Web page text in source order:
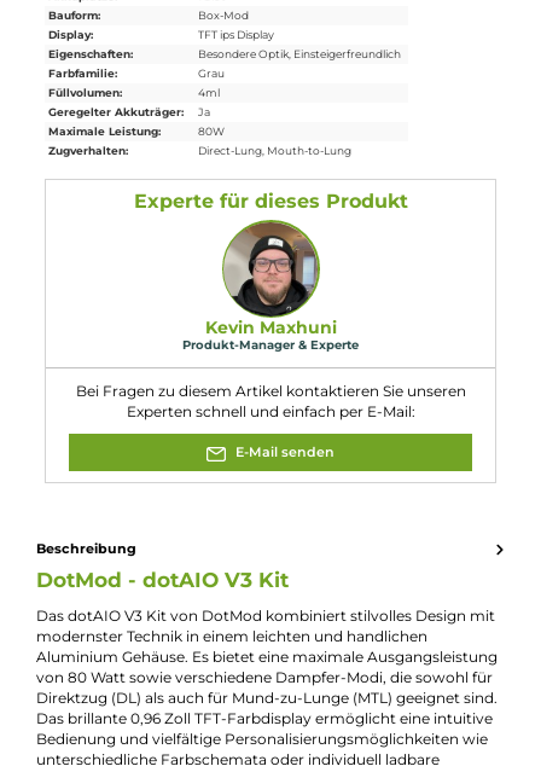
1x 510er Flush-Nut
10x Abdeckung für Schrauben
1x USB Typ-C Kabel
1x Garantiekarte
Länge: 88.9mm (inkl. Drip Tip)
Breite: 45.8mm
Tiefe: 23.8mm
Gewicht: 105.0g
Füllvolumen: 4.0ml
Akkuform:
Bauform:
Box-Mod
Geregelter Akkuträger:
Ja
Maximale Leistung:
80W
Zugverhalten:
Direct-Lung, Mouth-to-Lung